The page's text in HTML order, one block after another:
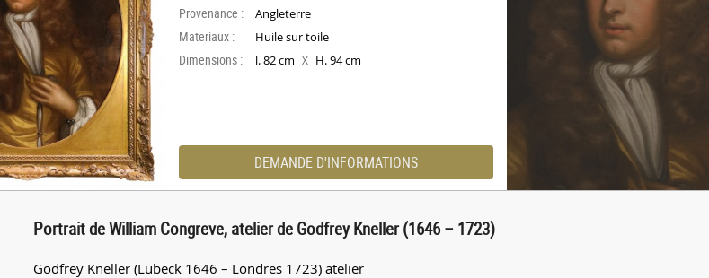
Provenance : Angleterre
Materiaux : Huile sur toile
Dimensions : l. 82 cm X H. 94 cm
DEMANDE D'INFORMATIONS
Portrait de William Congreve, atelier de Godfrey Kneller (1646 – 1723)
Godfrey Kneller (Lübeck 1646 – Londres 1723) atelier